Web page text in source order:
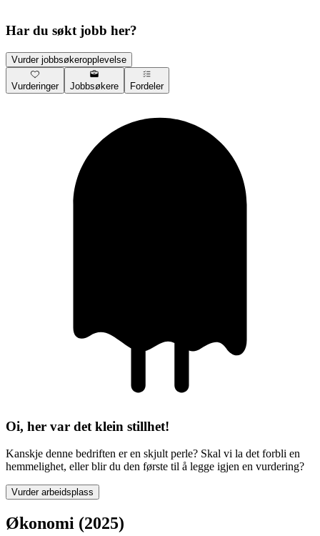
Har du søkt jobb her?
Vurder jobbsøkeropplevelse
Vurderinger Jobbsøkere Fordeler
Oi, her var det klein stillhet!
Kanskje denne bedriften er en skjult perle? Skal vi la det forbli en
hemmelighet, eller blir du den første til å legge igjen en vurdering?
Vurder arbeidsplass
Økonomi (2025)